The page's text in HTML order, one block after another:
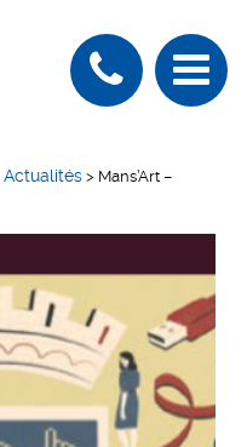
Actualités > Mans’Art –